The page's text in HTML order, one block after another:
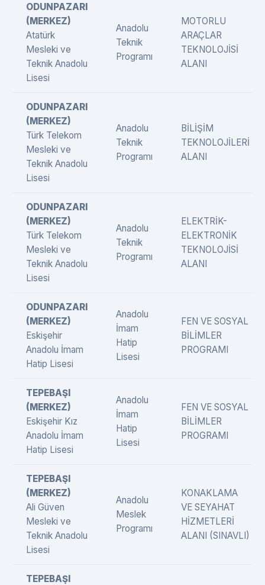
ODUNPAZARI
(MERKEZ)
Atatürk
Mesleki ve
Teknik Anadolu
Lisesi
Anadolu
Teknik
Programı
MOTORLU
ARAÇLAR
TEKNOLOJİSİ
ALANI
ODUNPAZARI
(MERKEZ)
Türk Telekom
Mesleki ve
Teknik Anadolu
Lisesi
Anadolu
Teknik
Programı
BİLİŞİM
TEKNOLOJİLERİ
ALANI
ODUNPAZARI
(MERKEZ)
Türk Telekom
Mesleki ve
Teknik Anadolu
Lisesi
Anadolu
Teknik
Programı
ELEKTRİK-
ELEKTRONİK
TEKNOLOJİSİ
ALANI
ODUNPAZARI
(MERKEZ)
Eskişehir
Anadolu İmam
Hatip Lisesi
Anadolu
İmam
Hatip
Lisesi
FEN VE SOSYAL
BİLİMLER
PROGRAMI
TEPEBAŞI
(MERKEZ)
Eskişehir Kız
Anadolu İmam
Hatip Lisesi
Anadolu
İmam
Hatip
Lisesi
FEN VE SOSYAL
BİLİMLER
PROGRAMI
TEPEBAŞI
(MERKEZ)
Ali Güven
Mesleki ve
Teknik Anadolu
Lisesi
Anadolu
Meslek
Programı
KONAKLAMA
VE SEYAHAT
HİZMETLERİ
ALANI (SINAVLI)
TEPEBAŞI